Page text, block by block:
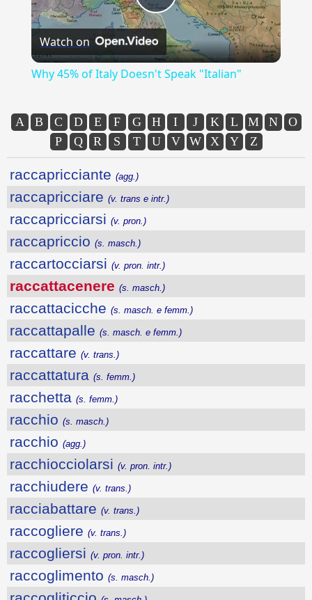
Play
Video
Watch on
Why 45% of Italy Doesn't Speak "Italian"
A B C D E F G H I J K L M N
O
P
Q R S T U V W X Y Z
raccapricciante (agg.)
raccapricciare (v. trans e intr.)
raccapricciarsi (v. pron.)
raccapriccio (s. masch.)
raccartocciarsi (v. pron. intr.)
raccattacenere (s. masch.)
raccattacicche (s. masch. e femm.)
raccattapalle (s. masch. e femm.)
raccattare (v. trans.)
raccattatura (s. femm.)
racchetta (s. femm.)
racchio (s. masch.)
racchio (agg.)
racchiocciolarsi (v. pron. intr.)
racchiudere (v. trans.)
racciabattare (v. trans.)
raccogliere (v. trans.)
raccogliersi (v. pron. intr.)
raccoglimento (s. masch.)